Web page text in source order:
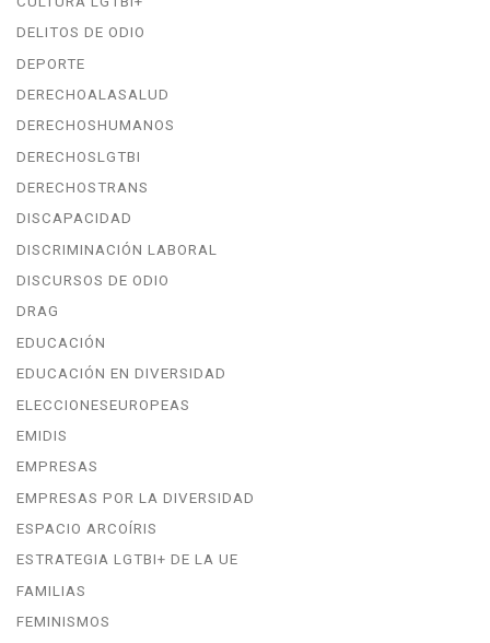
DELITOS DE ODIO
DEPORTE
DERECHOALASALUD
DERECHOSHUMANOS
DERECHOSLGTBI
DERECHOSTRANS
DISCAPACIDAD
DISCRIMINACIÓN LABORAL
DISCURSOS DE ODIO
DRAG
EDUCACIÓN
EDUCACIÓN EN DIVERSIDAD
ELECCIONESEUROPEAS
EMIDIS
EMPRESAS
EMPRESAS POR LA DIVERSIDAD
ESPACIO ARCOÍRIS
ESTRATEGIA LGTBI+ DE LA UE
FAMILIAS
FEMINISMOS